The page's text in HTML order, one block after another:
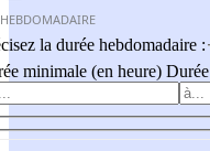
la durée hebdomadaire :
minimale (en heure)